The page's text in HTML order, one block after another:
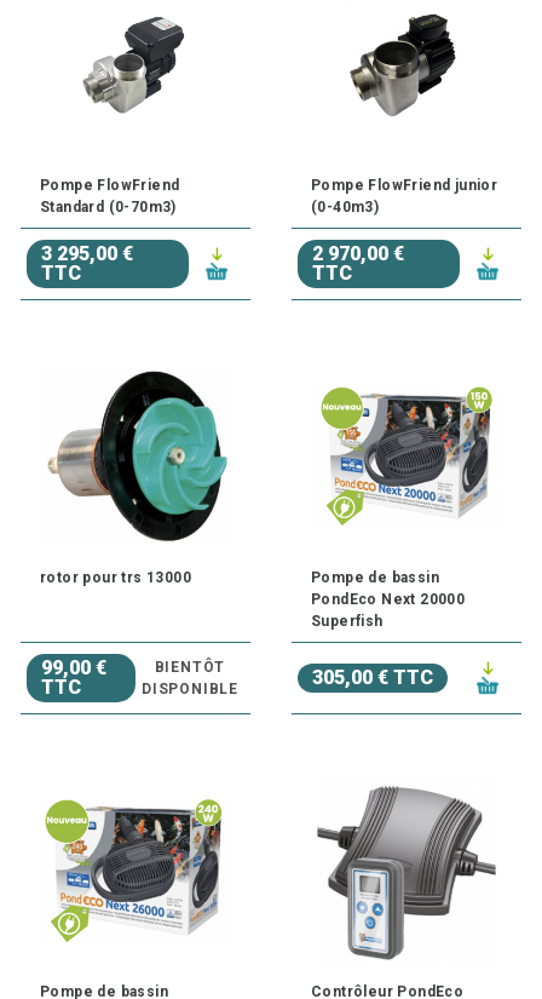
Pompe FlowFriend
Standard (0-70m3)
3 295,00 €
TTC
Pompe FlowFriend junior
(0-40m3)
2 970,00 €
TTC
rotor pour trs 13000
99,00 €
TTC
BIENTÔT
DISPONIBLE
Pompe de bassin
PondEco Next 20000
Superfish
305,00 € TTC
Pompe de bassin Contrôleur PondEco